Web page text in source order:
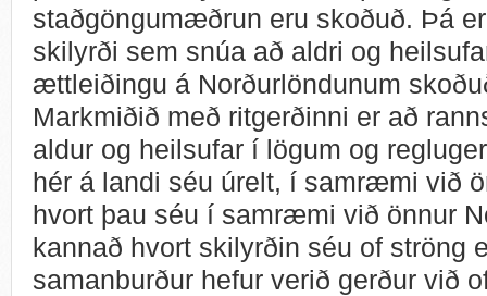
staðgöngumæðrun eru skoðuð. Þá
skilyrði sem snúa að aldri og
ættleiðingu á Norðurlöndunum
Markmiðið með ritgerðinni er að
aldur og heilsufar í lögum og
hér á landi séu úrelt, í samræmi við
hvort þau séu í samræmi við önnur
kannað hvort skilyrðin séu of ströng
samanburður hefur verið gerður við